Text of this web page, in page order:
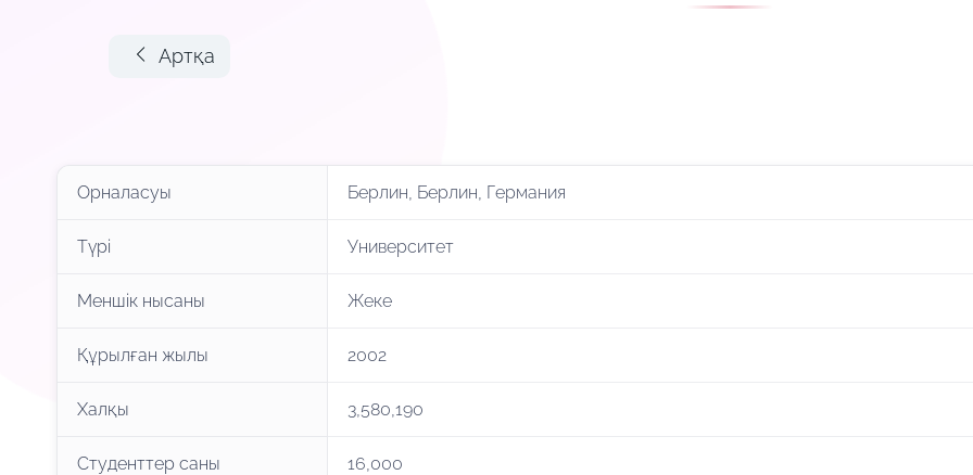
Артқа
Орналасуы Берлин, Берлин, Германия
Түрі Университет
Меншік нысаны Жеке
Құрылған жылы 2002
Халқы 3,580,190
Студенттер саны 16,000